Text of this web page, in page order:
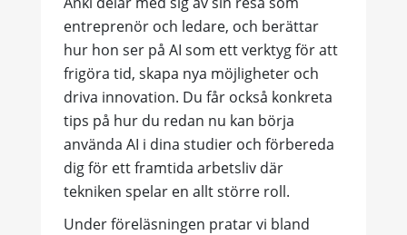
entreprenör och ledare, och berättar
hur hon ser på AI som ett verktyg för att
frigöra tid, skapa nya möjligheter och
driva innovation. Du får också konkreta
tips på hur du redan nu kan börja
använda AI i dina studier och förbereda
dig för ett framtida arbetsliv där
tekniken spelar en allt större roll.
Under föreläsningen pratar vi bland